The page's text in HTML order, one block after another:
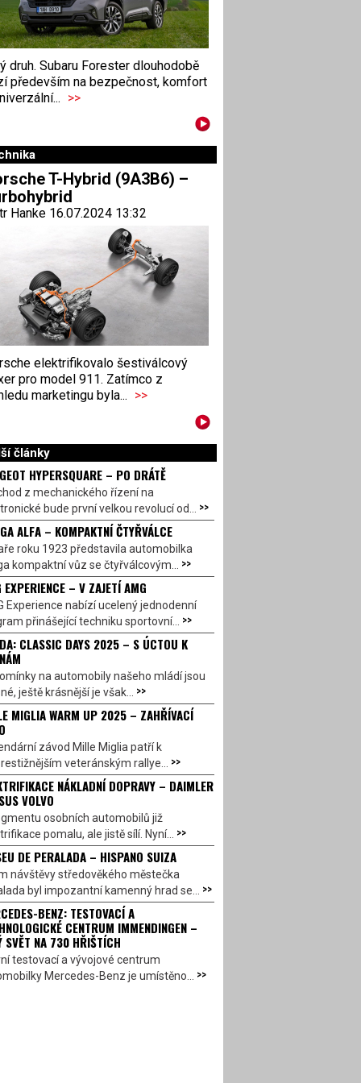
druh. Subaru Forester dlouhodobě
především na bezpečnost, komfort
>>
T-Hybrid (9A3B6) –
Hanke 16.07.2024 13:32
elektrifikovalo šestiválcový
pro model 911. Zatímco z
marketingu byla... >>
články
HYPERSQUARE – PO DRÁTĚ
z mechanického řízení na
bude první velkou revolucí od... >>
ALFA – KOMPAKTNÍ ČTYŘVÁLCE
roku 1923 představila automobilka
kompaktní vůz se čtyřválcovým... >>
EXPERIENCE – V ZAJETÍ AMG
Experience nabízí ucelený jednodenní
přinášející techniku sportovní... >>
CLASSIC DAYS 2025 – S ÚCTOU K
na automobily našeho mládí jsou
ještě krásnější je však... >>
MIGLIA WARM UP 2025 – ZAHŘÍVACÍ
závod Mille Miglia patří k
veteránským rallye... >>
NÁKLADNÍ DOPRAVY – DAIMLER
VOLVO
osobních automobilů již
pomalu, ale jistě sílí. Nyní... >>
DE PERALADA – HISPANO SUIZA
návštěvy středověkého městečka
byl impozantní kamenný hrad se... >>
BENZ: TESTOVACÍ A
CENTRUM IMMENDINGEN –
SVĚT NA 730 HŘIŠTÍCH
testovací a vývojové centrum
Mercedes-Benz je umístěno... >>